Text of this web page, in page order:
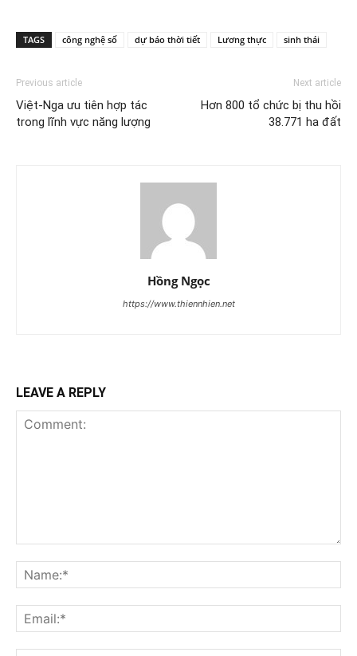
TAGS công nghệ số dự báo thời tiết Lương thực sinh thái
Previous article
Việt-Nga ưu tiên hợp tác
trong lĩnh vực năng lượng
Next article
Hơn 800 tổ chức bị thu hồi
38.771 ha đất
Hồng Ngọc
https://www.thiennhien.net
LEAVE A REPLY